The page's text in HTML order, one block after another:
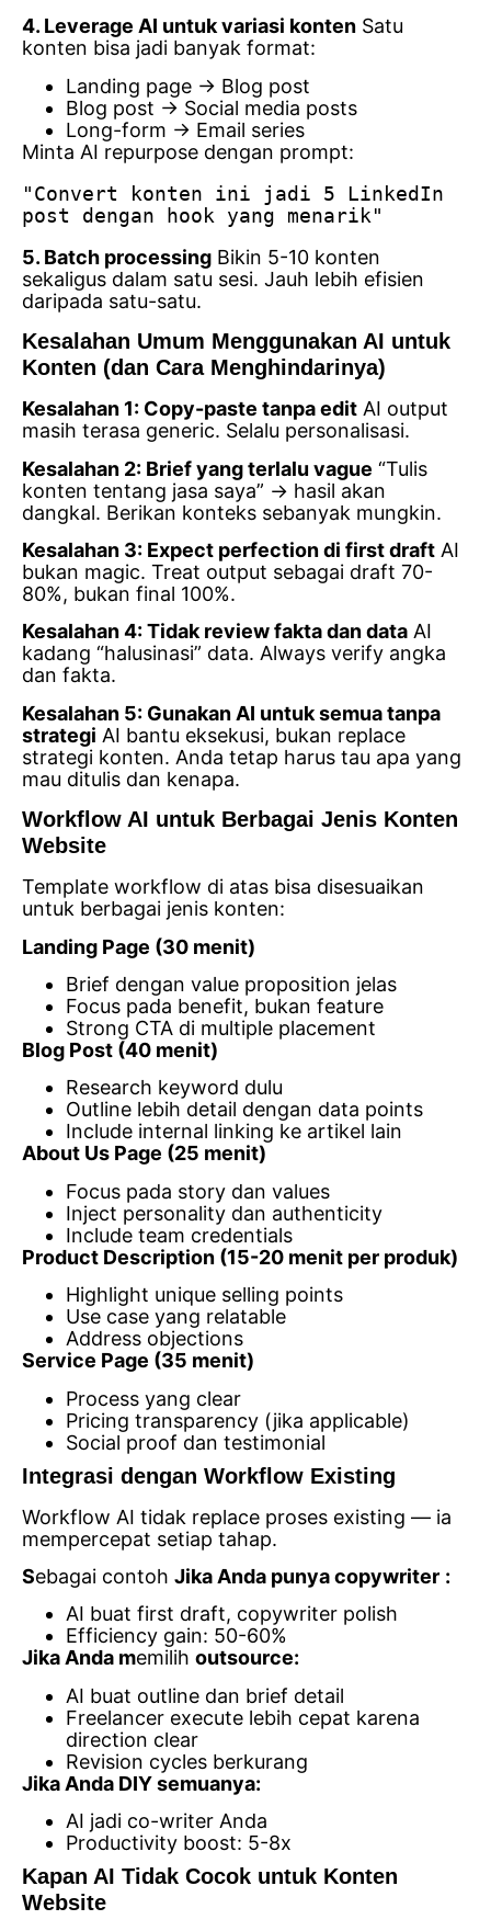
4. Leverage AI untuk variasi konten Satu
konten bisa jadi banyak format:
Landing page → Blog post
Blog post → Social media posts
Long-form → Email series
Minta AI repurpose dengan prompt:
"Convert konten ini jadi 5 LinkedIn
post dengan hook yang menarik"
5. Batch processing Bikin 5-10 konten
sekaligus dalam satu sesi. Jauh lebih efisien
daripada satu-satu.
Kesalahan Umum Menggunakan AI untuk
Konten (dan Cara Menghindarinya)
Kesalahan 1: Copy-paste tanpa edit AI output
masih terasa generic. Selalu personalisasi.
Kesalahan 2: Brief yang terlalu vague “Tulis
konten tentang jasa saya” → hasil akan
dangkal. Berikan konteks sebanyak mungkin.
Kesalahan 3: Expect perfection di first draft AI
bukan magic. Treat output sebagai draft 70-
80%, bukan final 100%.
Kesalahan 4: Tidak review fakta dan data AI
kadang “halusinasi” data. Always verify angka
dan fakta.
Kesalahan 5: Gunakan AI untuk semua tanpa
strategi AI bantu eksekusi, bukan replace
strategi konten. Anda tetap harus tau apa yang
mau ditulis dan kenapa.
Workflow AI untuk Berbagai Jenis Konten
Website
Template workflow di atas bisa disesuaikan
untuk berbagai jenis konten:
Landing Page (30 menit)
Brief dengan value proposition jelas
Focus pada benefit, bukan feature
Strong CTA di multiple placement
Blog Post (40 menit)
Research keyword dulu
Outline lebih detail dengan data points
Include internal linking ke artikel lain
About Us Page (25 menit)
Focus pada story dan values
Inject personality dan authenticity
Include team credentials
Product Description (15-20 menit per produk)
Highlight unique selling points
Use case yang relatable
Address objections
Service Page (35 menit)
Process yang clear
Pricing transparency (jika applicable)
Social proof dan testimonial
Integrasi dengan Workflow Existing
Workflow AI tidak replace proses existing — ia
mempercepat setiap tahap.
Sebagai contoh Jika Anda punya copywriter :
AI buat first draft, copywriter polish
Efficiency gain: 50-60%
Jika Anda memilih outsource:
AI buat outline dan brief detail
Freelancer execute lebih cepat karena
direction clear
Revision cycles berkurang
Jika Anda DIY semuanya:
AI jadi co-writer Anda
Productivity boost: 5-8x
Kapan AI Tidak Cocok untuk Konten
Website